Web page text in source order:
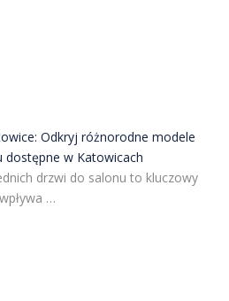
Odkryj różnorodne modele
dostępne w Katowicach
drzwi do salonu to kluczowy
…